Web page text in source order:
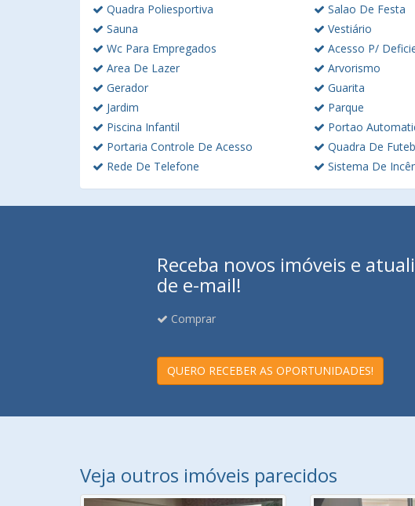
Quadra Poliesportiva
Salao De Festa
Sauna
Vestiário
Wc Para Empregados
Acesso P/
Area De Lazer
Arvorismo
Gerador
Guarita
Jardim
Parque
Piscina Infantil
Portao
Portaria Controle De Acesso
Quadra De
Rede De Telefone
Sistema De
Receba novos imóveis e
de e-mail!
Comprar
QUERO RECEBER AS OPORTUNIDADES!
Veja outros imóveis parecidos